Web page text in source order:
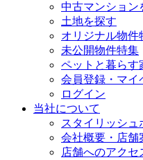
中古マンション
土地を探す
オリジナル物件
未公開物件特集
ペットと暮らす
会員登録・マイ
ログイン
当社について
スタイリッシュ
会社概要・店舗
店舗へのアクセ